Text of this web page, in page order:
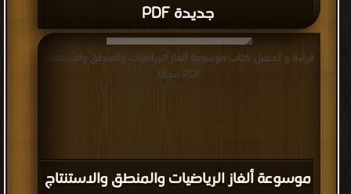
جديدة PDF
موسوعة ألغاز الرياضيات والمنطق والاستنتاج
قراءة و تحميل كتاب موسوعة ألغاز الرياضيات والمنطق والاستنتاج
PDF مجانا